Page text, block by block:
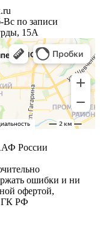
по записи
15А
России
ошибки и ни
офертой,
ГК РФ